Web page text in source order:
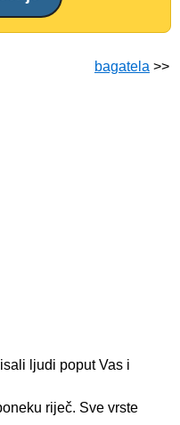
bagatela >>
ljudi poput Vas i
riječ. Sve vrste